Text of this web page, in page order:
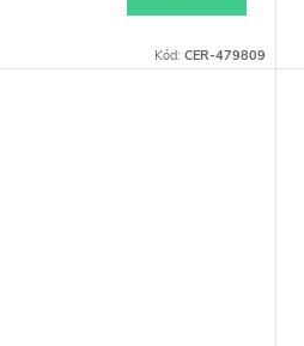
Kód: CER-479809